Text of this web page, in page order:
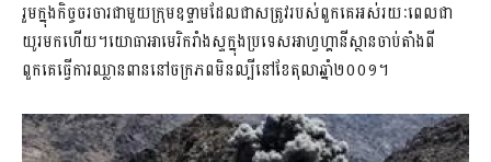
រួមក្នុងកិច្ចចរចារជាមួយក្រុមឧទ្ទាមដែលជាសត្រូវរបស់ពួកគេអស់រយៈពេលជា
យូរមកហើយ។យោធាអាមេរិករាំងស្ទក្នុងប្រទេសអាហ្វហ្គានីស្ថានចាប់តាំងពី
ពួកគេធ្វើការឈ្លានពាននៅចក្រភពមិនល្បីនៅខែតុលាឆ្នាំ២០០១។